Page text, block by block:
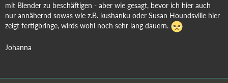
mit Blender zu beschäftigen - aber wie gesagt, bevor ich hier auch
nur annähernd sowas wie z.B. kushanku oder Susan Houndsville hier
zeigt fertigbringe, wirds wohl noch sehr lang dauern.
Johanna